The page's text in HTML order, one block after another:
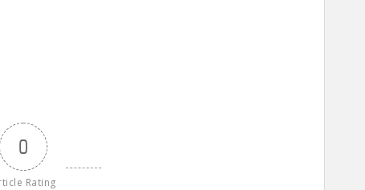
0
Rating